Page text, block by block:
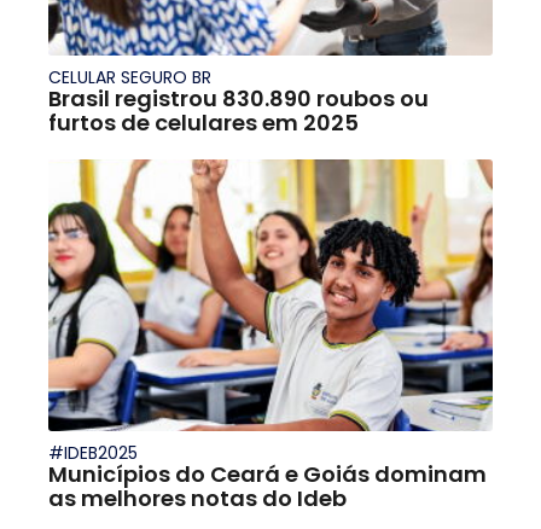
CELULAR SEGURO BR
Brasil registrou 830.890 roubos ou
furtos de celulares em 2025
#IDEB2025
Municípios do Ceará e Goiás dominam
as melhores notas do Ideb